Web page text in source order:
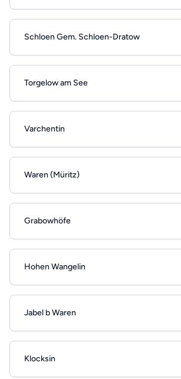
Schloen Gem. Schloen-Dratow
Torgelow am See
Varchentin
Waren (Müritz)
Grabowhöfe
Hohen Wangelin
Jabel b Waren
Klocksin